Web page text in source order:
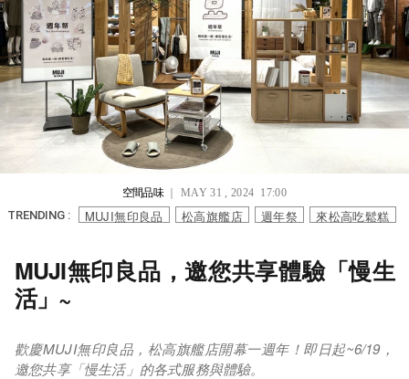
空間品味｜ MAY 31 , 2024 17:00
TRENDING : MUJI無印良品 松高旗艦店 週年祭 來松高吃鬆糕
MUJI無印良品，邀您共享體驗「慢生
活」~
歡慶MUJI無印良品，松高旗艦店開幕一週年！即日起~6/19，
邀您共享「慢生活」的各式服務與體驗。